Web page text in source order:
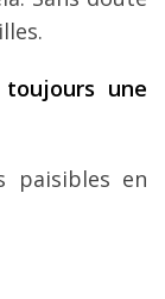
une
paisibles en